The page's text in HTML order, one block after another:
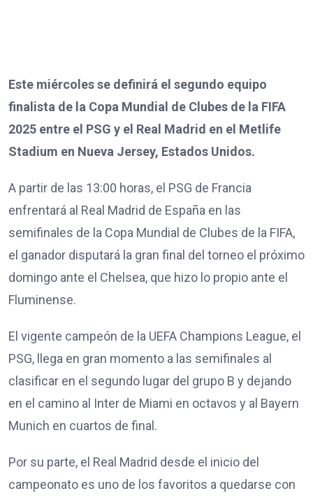
Este miércoles se definirá el segundo equipo
finalista de la Copa Mundial de Clubes de la FIFA
2025 entre el PSG y el Real Madrid en el Metlife
Stadium en Nueva Jersey, Estados Unidos.
A partir de las 13:00 horas, el PSG de Francia
enfrentará al Real Madrid de España en las
semifinales de la Copa Mundial de Clubes de la FIFA,
el ganador disputará la gran final del torneo el próximo
domingo ante el Chelsea, que hizo lo propio ante el
Fluminense.
El vigente campeón de la UEFA Champions League, el
PSG, llega en gran momento a las semifinales al
clasificar en el segundo lugar del grupo B y dejando
en el camino al Inter de Miami en octavos y al Bayern
Munich en cuartos de final.
Por su parte, el Real Madrid desde el inicio del
campeonato es uno de los favoritos a quedarse con